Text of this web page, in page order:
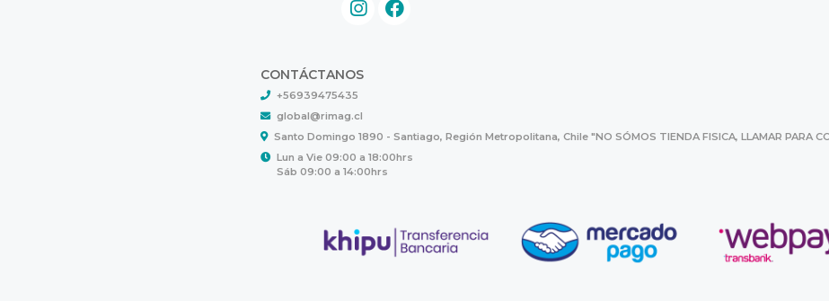
CONTÁCTANOS
+56939475435
global@rimag.cl
Santo Domingo 1890 - Santiago, Región Metropolitana, Chile "NO SÓMOS TIENDA FISICA, LLAMAR PARA
Lun a Vie 09:00 a 18:00hrs
Sáb 09:00 a 14:00hrs